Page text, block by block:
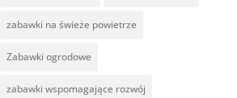
zabawki na świeże powietrze
Zabawki ogrodowe
zabawki wspomagające rozwój